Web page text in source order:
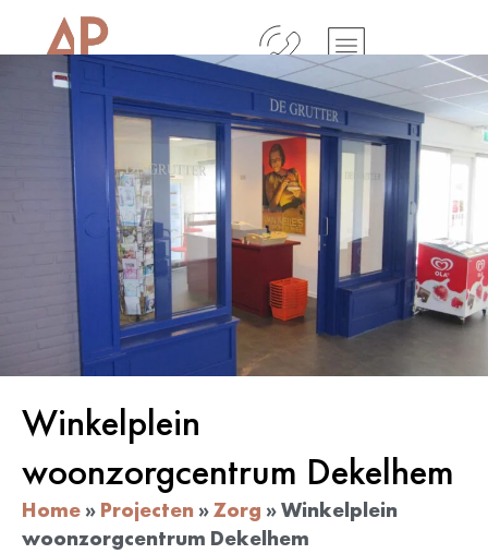
Winkelplein
woonzorgcentrum Dekelhem
Home » Projecten »Zorg »Winkelplein
woonzorgcentrum Dekelhem